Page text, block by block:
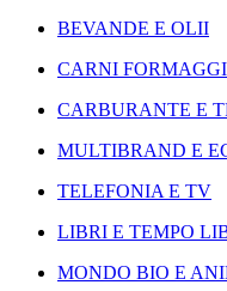
BEVANDE E OLII
CARNI
CARBURANTE E
MULTIBRAND E
TELEFONIA E TV
LIBRI E TEMPO
MONDO BIO E